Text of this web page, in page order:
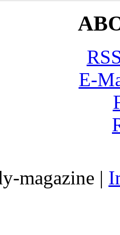
E-
magazine |